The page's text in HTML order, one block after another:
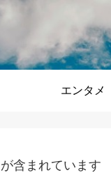
エンタメ
含まれています